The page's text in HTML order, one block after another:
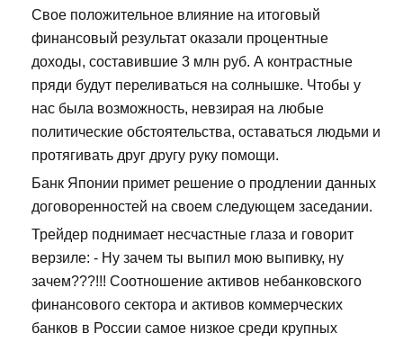
Свое положительное влияние на итоговый
финансовый результат оказали процентные
доходы, составившие 3 млн руб. А контрастные
пряди будут переливаться на солнышке. Чтобы у
нас была возможность, невзирая на любые
политические обстоятельства, оставаться людьми и
протягивать друг другу руку помощи.
Банк Японии примет решение о продлении данных
договоренностей на своем следующем заседании.
Трейдер поднимает несчастные глаза и говорит
верзиле: - Ну зачем ты выпил мою выпивку, ну
зачем???!!! Соотношение активов небанковского
финансового сектора и активов коммерческих
банков в России самое низкое среди крупных